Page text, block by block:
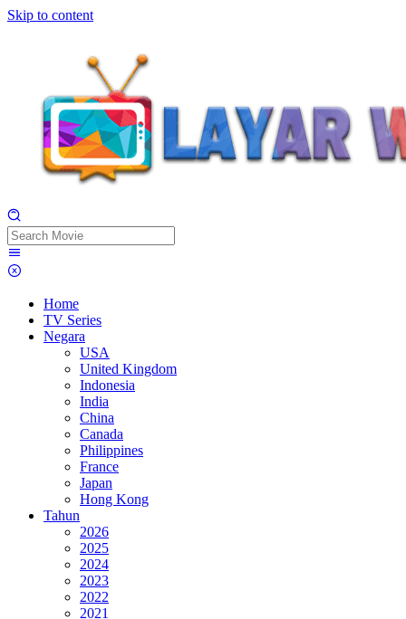
Skip to content
Home
TV Series
Negara
USA
United Kingdom
Indonesia
India
China
Canada
Philippines
France
Japan
Hong Kong
Tahun
2026
2025
2024
2023
2022
2021